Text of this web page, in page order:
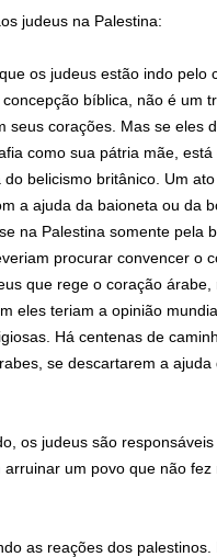
judeus na Palestina:
os judeus estão indo pelo
bíblica, não é um
seus corações. Mas se eles
como sua pátria mãe, está
belicismo britânico. Um
a ajuda da baioneta ou da
na Palestina somente pela
procurar convencer o
que rege o coração árabe,
eles teriam a opinião
Há centenas de
se descartarem a ajuda
os judeus são
um povo que não fez
as reações dos palestinos.